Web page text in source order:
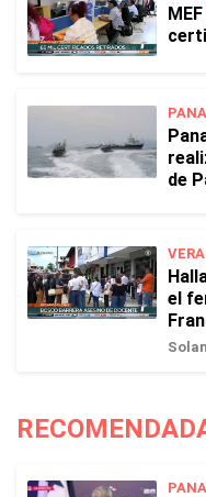
de
el